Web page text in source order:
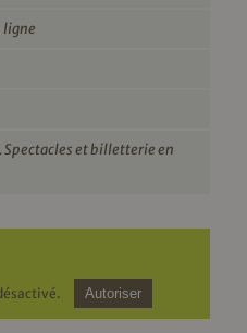
ligne
et billetterie en
Autoriser